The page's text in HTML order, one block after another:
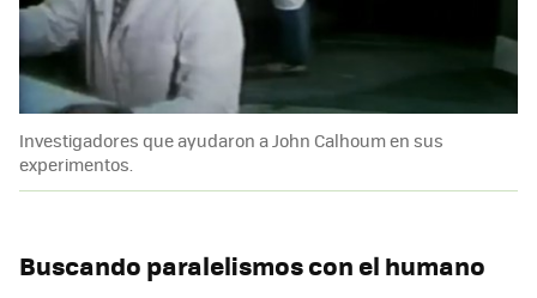
Investigadores que ayudaron a John Calhoum en sus
experimentos.
Buscando paralelismos con el humano